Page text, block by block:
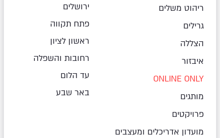
ריהוט משלים
גרילים
הצללה
איבזור
ONLINE ONLY
מותגים
פרויקטים
מועדון אדריכלים ומעצבים
ירושלים
פתח תקווה
ראשון לציון
רחובות והשפלה
עד הלום
באר שבע